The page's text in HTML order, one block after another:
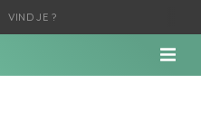
VIND JE ?